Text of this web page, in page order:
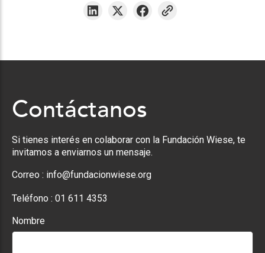
Contáctanos
Si tienes interés en colaborar con la Fundación Wiese, te
invitamos a enviarnos un mensaje.
Correo : info@fundacionwiese.org
Teléfono : 01 611 4353
Nombre